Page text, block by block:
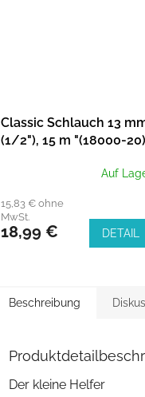
Classic Schlauch 13
(1/2"), 15 m "(18000-20)
Auf
15,83 € ohne
MwSt.
18,99 € DETAIL
Beschreibung
Der kleine Helfer